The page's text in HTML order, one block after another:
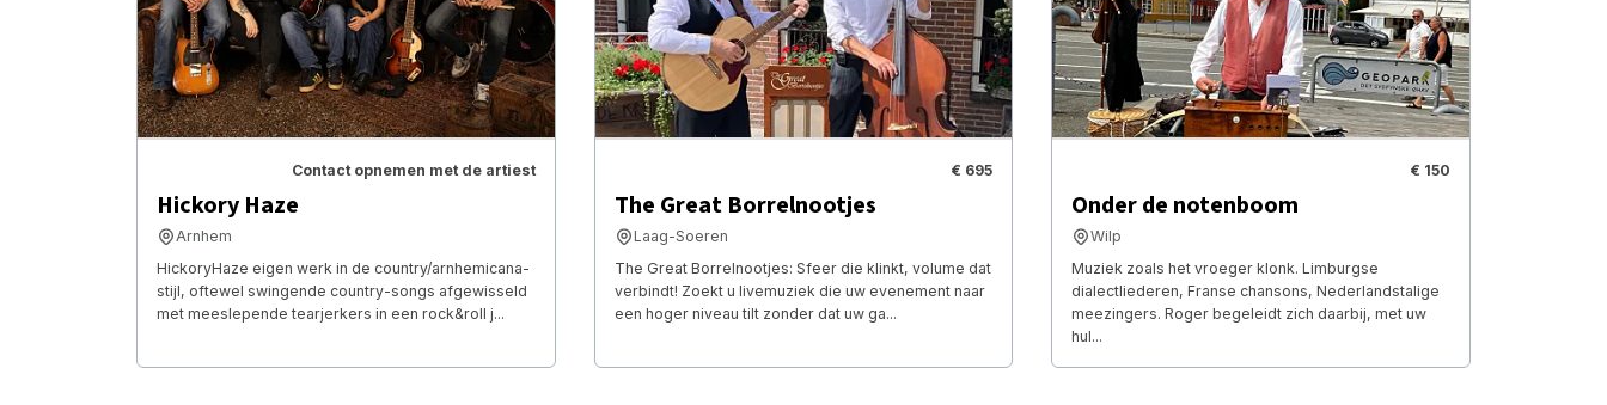
Contact opnemen met de artiest
Hickory Haze
Arnhem
HickoryHaze eigen werk in de country/arnhemicana-
stijl, oftewel swingende country-songs afgewisseld
met meeslepende tearjerkers in een rock&roll j...
€ 695
The Great Borrelnootjes
Laag-Soeren
The Great Borrelnootjes: Sfeer die klinkt, volume dat
verbindt! Zoekt u livemuziek die uw evenement naar
een hoger niveau tilt zonder dat uw ga...
€ 150
Onder de notenboom
Wilp
Muziek zoals het vroeger klonk. Limburgse
dialectliederen, Franse chansons, Nederlandstalige
meezingers. Roger begeleidt zich daarbij, met uw
hul...